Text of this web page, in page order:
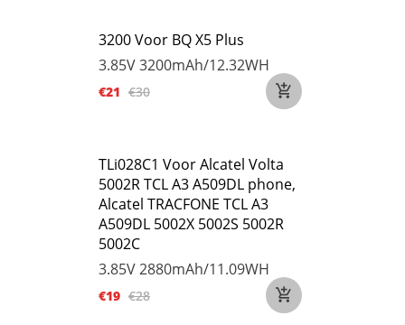
3200 Voor BQ X5 Plus
3.85V3200mAh/12.32WH
€21 €30
TLi028C1 Voor Alcatel Volta
5002R TCL A3 A509DL phone,
Alcatel TRACFONE TCL A3
A509DL 5002X 5002S 5002R
5002C
3.85V2880mAh/11.09WH
€19 €28